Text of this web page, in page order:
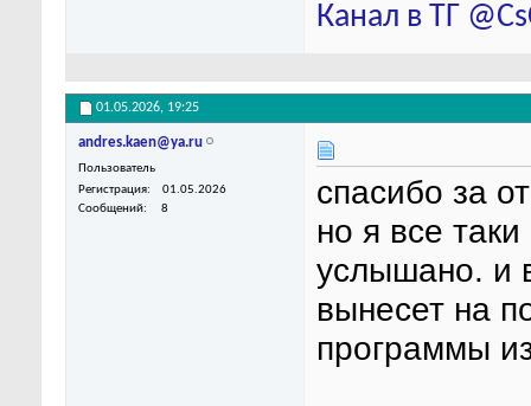
Канал в ТГ
01.05.2026, 19:25
andres.kaen@ya.ru
Пользователь
Регистрация
01.05.2026
Сообщений
8
спасибо за
но я все
услышано. и
вынесет на
программы